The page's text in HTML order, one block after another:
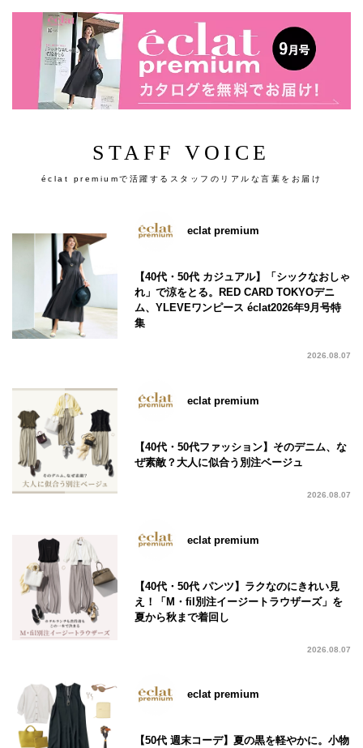
STAFF VOICE
éclat premiumで活躍するスタッフのリアルな言葉をお届け
eclat premium
【40代・50代 カジュアル】「シックなおしゃ
れ」で涼をとる。RED CARD TOKYOデニ
ム、YLEVEワンピース éclat2026年9月号特
集
2026.08.07
eclat premium
【40代・50代ファッション】そのデニム、な
ぜ素敵？大人に似合う別注ベージュ
2026.08.07
eclat premium
【40代・50代 パンツ】ラクなのにきれい見
え！「M・fil別注イージートラウザーズ」を
夏から秋まで着回し
2026.08.07
eclat premium
【50代 週末コーデ】夏の黒を軽やかに。小物